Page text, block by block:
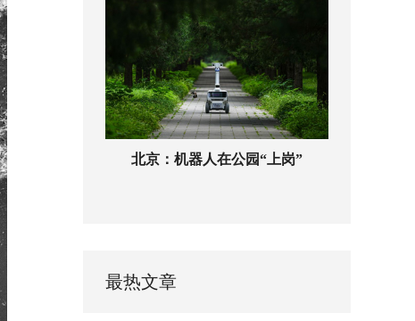
北京：机器人在公园“上岗”
最热文章